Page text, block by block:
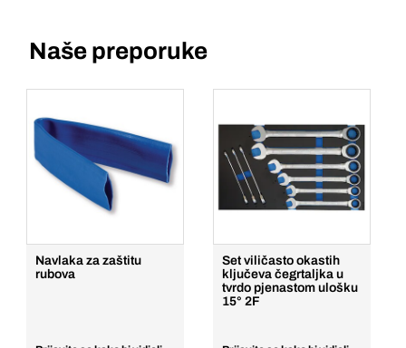
Naše preporuke
Navlaka za zaštitu
rubova
Set viličasto okastih
ključeva čegrtaljka u
tvrdo pjenastom ulošku
15° 2F